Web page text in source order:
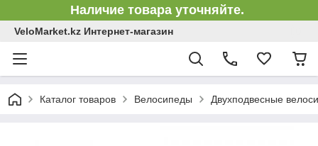
Наличие товара уточняйте.
VeloMarket.kz Интернет-магазин
Каталог товаров Велосипеды Двухподвесные